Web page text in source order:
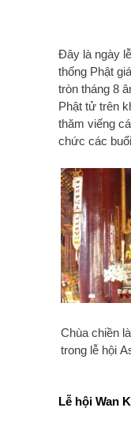
Đây là ngày
thống Phật
tròn tháng 8
Phật tử trên
thăm viếng
chức các
Chùa chiền
trong lễ hội
Lễ hội Wan